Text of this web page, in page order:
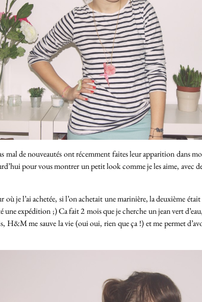
mal de nouveautés ont récemment faites leur apparition dans
pour vous montrer un petit look comme je les aime, avec
où je l’ai achetée, si l’on achetait une marinière, la deuxième
une expédition ;) Ca fait 2 mois que je cherche un jean vert
me sauve la vie (oui oui, rien que ça !) et me permet